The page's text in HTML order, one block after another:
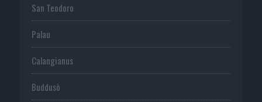
San Teodoro
Palau
Calangianus
Buddusò